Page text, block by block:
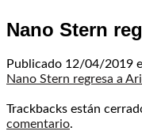
Nano Stern
Publicado 12/04/2019
Nano Stern regresa a
Trackbacks están
comentario.